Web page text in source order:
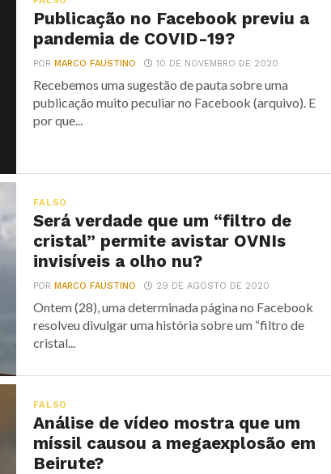
Publicação no Facebook previu a
pandemia de COVID-19?
PORMARCO FAUSTINO 10 DE NOVEMBRO DE 2020
Recebemos uma sugestão de pauta sobre uma
publicação muito peculiar no Facebook (arquivo). E
por que...
FALSO
Será verdade que um “filtro de
cristal” permite avistar OVNIs
invisíveis a olho nu?
PORMARCO FAUSTINO 29 DE AGOSTO DE 2020
Ontem (28), uma determinada página no Facebook
resolveu divulgar uma história sobre um “filtro de
cristal...
FALSO
Análise de vídeo mostra que um
míssil causou a megaexplosão em
Beirute?